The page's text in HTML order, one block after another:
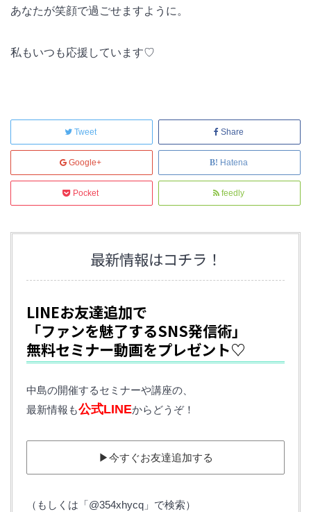
あなたが笑顔で過ごせますように。
私もいつも応援しています♡
Tweet Share
Google+ Hatena
Pocket feedly
最新情報はコチラ！
LINEお友達追加で
「ファンを魅了するSNS発信術」
無料セミナー動画をプレゼント♡
中島の開催するセミナーや講座の、
最新情報も公式LINEからどうぞ！
▶︎今すぐお友達追加する
（もしくは「@354xhycq」で検索）